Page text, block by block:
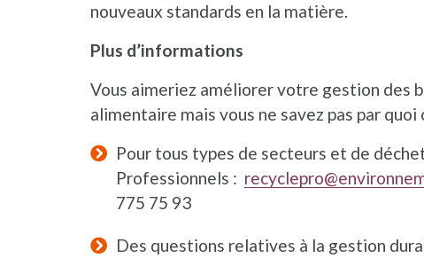
nouveaux standards en la matière.
Plus d’informations
Vous aimeriez améliorer votre gestion des
alimentaire mais vous ne savez pas par quoi
Pour tous types de secteurs et de
Professionnels :
775 75 93
Des questions relatives à la gestion